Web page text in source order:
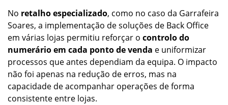
No retalho especializado, como no caso da Garrafeira
Soares, a implementação de soluções de Back Office
em várias lojas permitiu reforçar o controlo do
numerário em cada ponto de venda e uniformizar
processos que antes dependiam da equipa. O impacto
não foi apenas na redução de erros, mas na
capacidade de acompanhar operações de forma
consistente entre lojas.